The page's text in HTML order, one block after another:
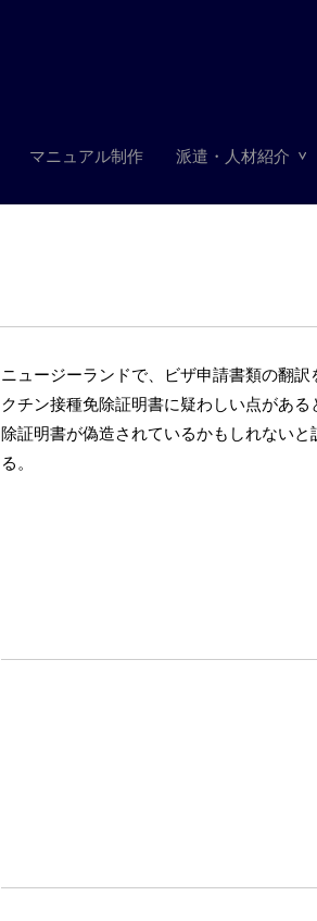
マニュアル制作 派遣・人材紹介
ニュージーランドで、ビザ申請書類の翻
クチン接種免除証明書に疑わしい点があ
除証明書が偽造されているかもしれない
る。